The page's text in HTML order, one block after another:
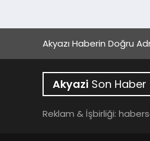
Akyazı Haberin Doğru
Akyazi Son Haber
Reklam & İşbirliği: